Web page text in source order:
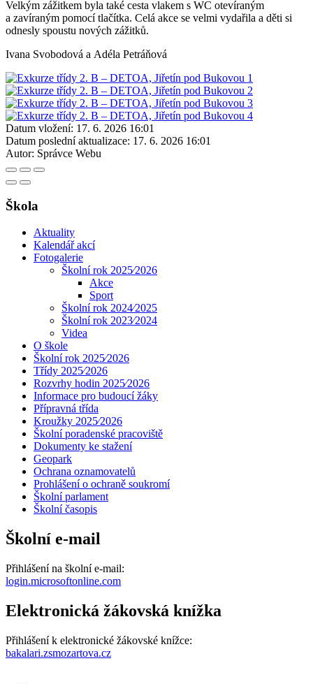
Velkým zážitkem byla také cesta vlakem s WC otevíraným
a zavíraným pomocí tlačítka. Celá akce se velmi vydařila a děti si
odnesly spoustu nových zážitků.
Ivana Svobodová a Adéla Petráňová
Datum vložení: 17. 6. 2026 16:01
Datum poslední aktualizace: 17. 6. 2026 16:01
Autor: Správce Webu
Škola
Aktuality
Kalendář akcí
Fotogalerie
Školní rok 2025⁄2026
Akce
Sport
Školní rok 2024⁄2025
Školní rok 2023⁄2024
Videa
O škole
Školní rok 2025⁄2026
Třídy 2025⁄2026
Rozvrhy hodin 2025⁄2026
Informace pro budoucí žáky
Přípravná třída
Kroužky 2025⁄2026
Školní poradenské pracoviště
Dokumenty ke stažení
Geopark
Ochrana oznamovatelů
Prohlášení o ochraně soukromí
Školní parlament
Školní časopis
Školní e-mail
Přihlášení na školní e-mail:
login.microsoftonline.com
Elektronická žákovská knížka
Přihlášení k elektronické žákovské knížce:
bakalari.zsmozartova.cz